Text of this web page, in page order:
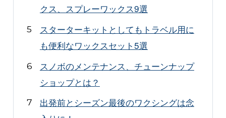
クス、スプレーワックス9選
スターターキットとしてもトラベル用に
も便利なワックスセット5選
スノボのメンテナンス、チューンナップ
ショップとは？
出発前とシーズン最後のワクシングは念